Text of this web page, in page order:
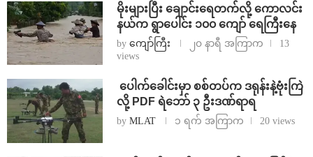
⁨မိုးများပြီး ချောင်းရေတက်လို့ ကောလင်း
နယ်က ရွာပေါင်း ၁၀၀ ကျော် ရေကြီးနေ
by ကျော်ကြီး ၂၀ နာရီ အကြာက
13
views
⁩ ⁨ပေါက်ခေါင်းမှာ စစ်တပ်က ဒရုန်းနဲ့ဗုံးကြဲ
လို့ PDF ရဲဘော် ၃ ဦးဒဏ်ရာရ
by MLAT ၁ ရက် အကြာက 20 views